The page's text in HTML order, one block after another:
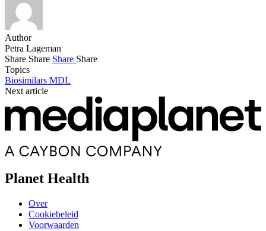
Author
Petra Lageman
Share Share Share Share
Topics
Biosimilars MDL
Next article
Planet Health
Over
Cookiebeleid
Voorwaarden